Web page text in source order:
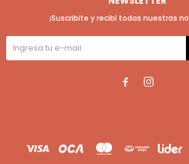
¡Suscribite y recibí todas nuestras
 